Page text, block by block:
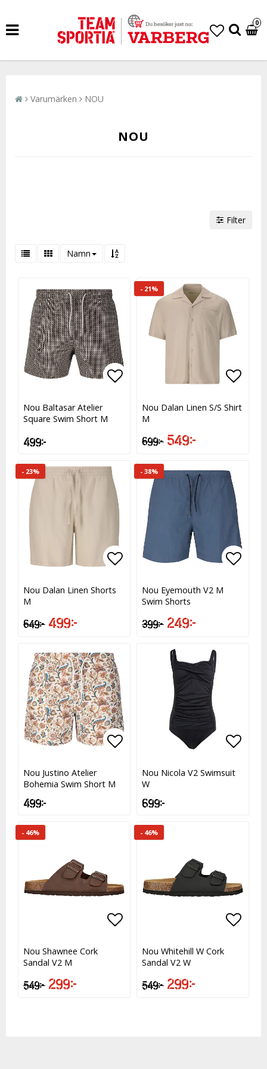
0
Varumärken NOU
NOU
Filter
Namn
Lägg till i favoritlistan
Lägg till i favoritlistan
Nou Baltasar Atelier
Square Swim Short M
499 kr
- 21%
Lägg
Lägg
Nou Dalan Linen S/S Shirt
M
699 kr 549 kr
- 23%
Lägg till i favoritlistan
Lägg till i favoritlistan
Nou Dalan Linen Shorts
M
649 kr 499 kr
- 38%
Nou Eyemouth V2 M
Swim Shorts
399 kr 249 kr
Lägg till i favoritlistan
Lägg till i favoritlistan
Nou Justino Atelier
Bohemia Swim Short M
499 kr
Nou Nicola V2 Swimsuit
W
699 kr
- 46%
Lägg till i favoritlistan
Lägg till i favoritlistan
Nou Shawnee Cork
Sandal V2 M
549 kr 299 kr
- 46%
Nou Whitehill W Cork
Sandal V2 W
549 kr 299 kr